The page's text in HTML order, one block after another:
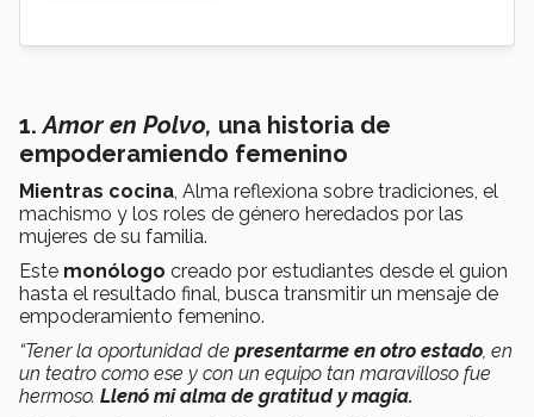
1.Amor en Polvo, una historia de
empoderamiendo femenino
Mientras cocina, Alma reflexiona sobre tradiciones, el
machismo y los roles de género heredados por las
mujeres de su familia.
Este monólogo creado por estudiantes desde el guion
hasta el resultado final, busca transmitir un mensaje de
empoderamiento femenino.
“Tener la oportunidad de presentarme en otro estado, en
un teatro como ese y con un equipo tan maravilloso fue
hermoso. Llenó mi alma de gratitud y magia.